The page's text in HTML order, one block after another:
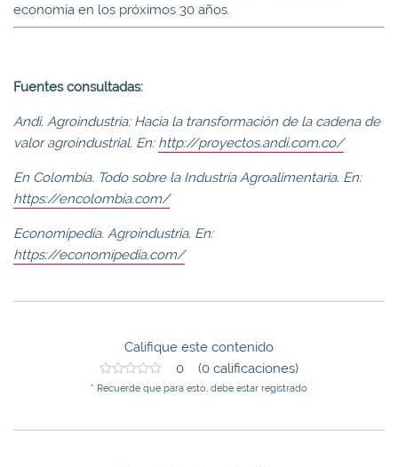
economía en los próximos 30 años.
Fuentes consultadas:
Andi. Agroindustria: Hacia la transformación de la cadena de
valor agroindustrial. En: http://proyectos.andi.com.co/
En Colombia. Todo sobre la Industria Agroalimentaria. En:
https://encolombia.com/
Economipedia. Agroindustria. En:
https://economipedia.com/
Califique este contenido
0 (0 calificaciones)
* Recuerde que para esto, debe estar registrado